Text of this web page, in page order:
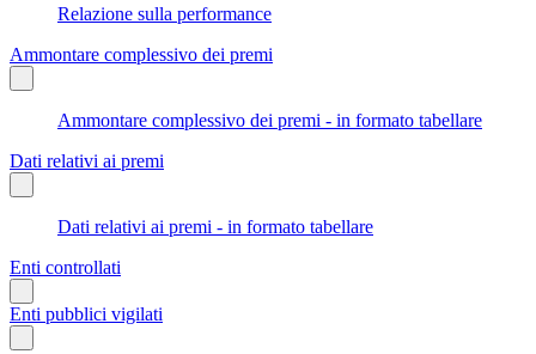
Relazione sulla performance
Ammontare complessivo dei premi
Ammontare complessivo dei premi - in formato tabellare
Dati relativi ai premi
Dati relativi ai premi - in formato tabellare
Enti controllati
Enti pubblici vigilati